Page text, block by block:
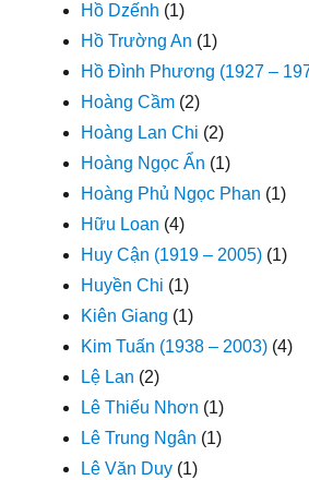
Hồ Dzếnh (1)
Hồ Trường An (1)
Hồ Đình Phương (1927 –
Hoàng Cầm (2)
Hoàng Lan Chi (2)
Hoàng Ngọc Ẩn (1)
Hoàng Phủ Ngọc Phan (1)
Hữu Loan (4)
Huy Cận (1919 – 2005) (1)
Huyền Chi (1)
Kiên Giang (1)
Kim Tuấn (1938 – 2003) (4)
Lệ Lan (2)
Lê Thiếu Nhơn (1)
Lê Trung Ngân (1)
Lê Văn Duy (1)